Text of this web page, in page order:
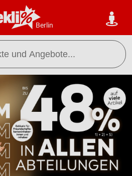
Berlin